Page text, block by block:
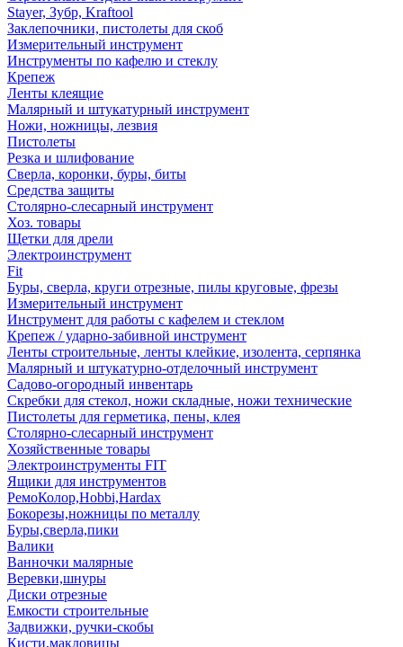
Stayer, Зубр, Kraftool
Заклепочники, пистолеты для скоб
Измерительный инструмент
Инструменты по кафелю и стеклу
Крепеж
Ленты клеящие
Малярный и штукатурный инструмент
Ножи, ножницы, лезвия
Пистолеты
Резка и шлифование
Сверла, коронки, буры, биты
Средства защиты
Столярно-слесарный инструмент
Хоз. товары
Щетки для дрели
Электроинструмент
Fit
Буры, сверла, круги отрезные, пилы круговые, фрезы
Измерительный инструмент
Инструмент для работы с кафелем и стеклом
Крепеж / ударно-забивной инструмент
Ленты строительные, ленты клейкие, изолента, серпянка
Малярный и штукатурно-отделочный инструмент
Садово-огородный инвентарь
Скребки для стекол, ножи складные, ножи технические
Пистолеты для герметика, пены, клея
Столярно-слесарный инструмент
Хозяйственные товары
Электроинструменты FIT
Ящики для инструментов
РемоКолор,Hobbi,Hardax
Бокорезы,ножницы по металлу
Буры,сверла,пики
Валики
Ванночки малярные
Веревки,шнуры
Диски отрезные
Емкости строительные
Задвижки, ручки-скобы
Кисти,макловицы